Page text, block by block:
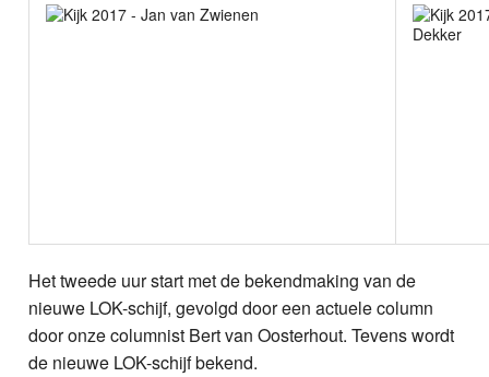
Het tweede uur start met de bekendmaking van de
nieuwe LOK-schijf, gevolgd door een actuele column
door onze columnist Bert van Oosterhout. Tevens wordt
de nieuwe LOK-schijf bekend.